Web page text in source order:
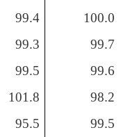
99.4
100.0
99.3
99.7
99.5
99.6
101.8
98.2
95.5
99.5